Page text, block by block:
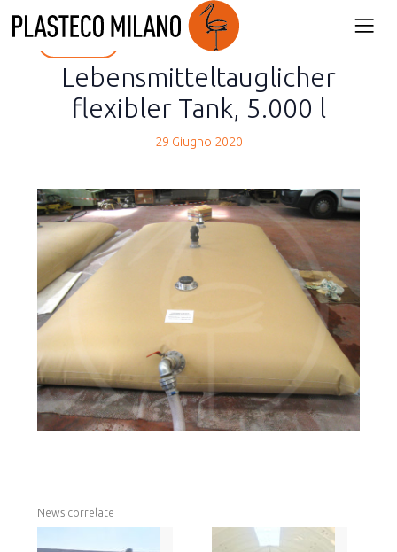
back
Lebensmitteltauglicher
flexibler Tank, 5.000 l
29 Giugno 2020
News correlate